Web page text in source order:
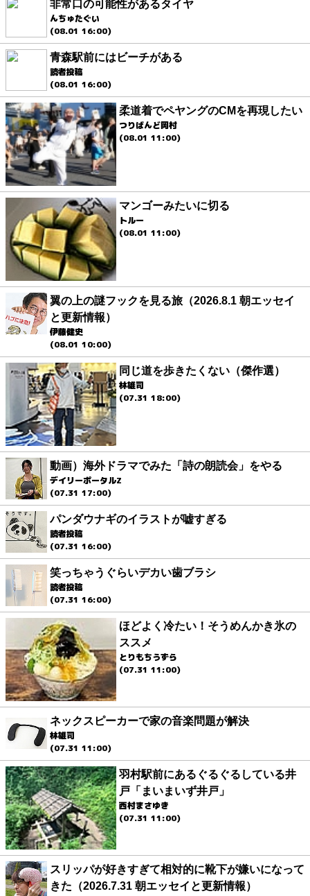
非常口の可能性があるタイヤ
んちゅたぐい
(08.01 16:00)
青森駅前にはビーチがある
読者投稿
(08.01 16:00)
柔道着でペヤングのCMを再現したい
つりばんど岡村
(08.01 11:00)
マンゴーみたいに切る
トルー
(08.01 11:00)
翼の上の謎フックを見る旅（2026.8.1 朝エッセイ
と更新情報）
伊藤健史
(08.01 10:00)
同じ道を歩きたくない（傑作選）
林雄司
(07.31 18:00)
動画）海外ドラマでみた「詩の朗読会」をやる
デイリーポータルZ
(07.31 17:00)
パンダウナギのイラストが嘘すぎる
読者投稿
(07.31 16:00)
笑っちゃうぐらいデカい歯ブラシ
読者投稿
(07.31 16:00)
ほどよく冷たい！そうめんかき氷の
ススメ
とりもちうずら
(07.31 11:00)
ネックスピーカーで家の音楽問題が解決
林雄司
(07.31 11:00)
羽村駅前にあるぐるぐるしている井
戸「まいまいず井戸」
西村まさゆき
(07.31 11:00)
スリッパが好きすぎて相対的に靴下が嫌いになって
きた（2026.7.31 朝エッセイと更新情報）